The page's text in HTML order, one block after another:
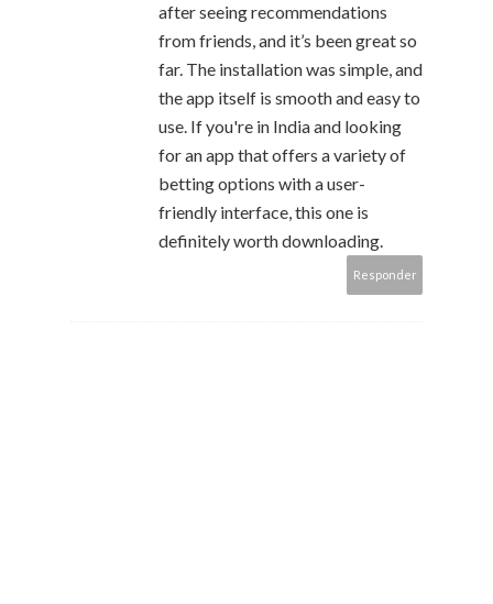
after seeing recommendations
from friends, and it’s been great so
far. The installation was simple, and
the app itself is smooth and easy to
use. If you're in India and looking
for an app that offers a variety of
betting options with a user-
friendly interface, this one is
definitely worth downloading.
Responder